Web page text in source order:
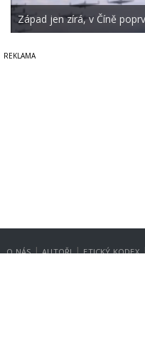
Západ jen zírá, v Číně
O NÁS | AUTOŘI | ETICKÝ KODEX